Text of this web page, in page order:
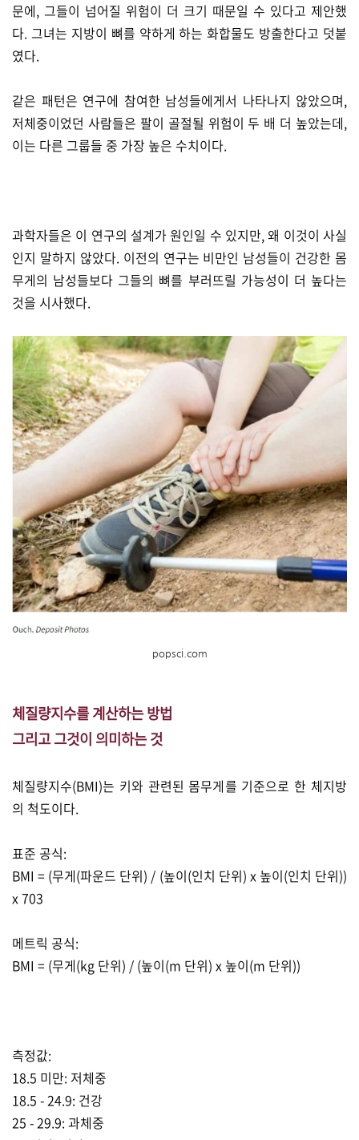
문에, 그들이 넘어질 위험이 더 크기 때문일 수 있다고 제안했
다. 그녀는 지방이 뼈를 약하게 하는 화합물도 방출한다고 덧붙
였다.
같은 패턴은 연구에 참여한 남성들에게서 나타나지 않았으며,
저체중이었던 사람들은 팔이 골절될 위험이 두 배 더 높았는데,
이는 다른 그룹들 중 가장 높은 수치이다.
과학자들은 이 연구의 설계가 원인일 수 있지만, 왜 이것이 사실
인지 말하지 않았다. 이전의 연구는 비만인 남성들이 건강한 몸
무게의 남성들보다 그들의 뼈를 부러뜨릴 가능성이 더 높다는
것을 시사했다.
popsci.com
체질량지수를 계산하는 방법
그리고 그것이 의미하는 것
체질량지수(BMI)는 키와 관련된 몸무게를 기준으로 한 체지방
의 척도이다.
표준 공식:
BMI = (무게(파운드 단위) / (높이(인치 단위) x 높이(인치 단위))
x 703
메트릭 공식:
BMI = (무게(kg 단위) / (높이(m 단위) x 높이(m 단위))
측정값:
18.5 미만: 저체중
18.5 - 24.9: 건강
25 - 29.9: 과체중